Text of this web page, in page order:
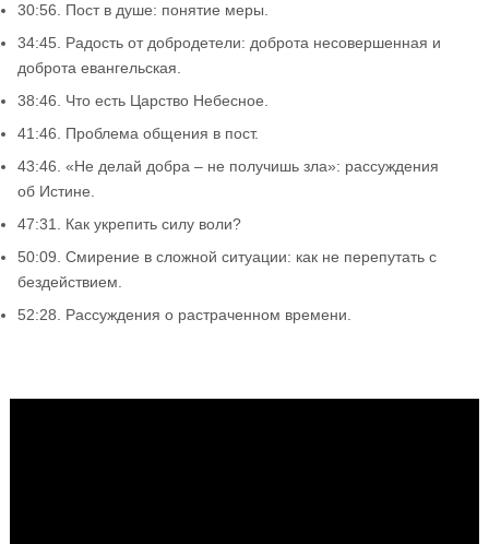
30:56. Пост в душе: понятие меры.
34:45. Радость от добродетели: доброта несовершенная и
доброта евангельская.
38:46. Что есть Царство Небесное.
41:46. Проблема общения в пост.
43:46. «Не делай добра – не получишь зла»: рассуждения
об Истине.
47:31. Как укрепить силу воли?
50:09. Смирение в сложной ситуации: как не перепутать с
бездействием.
52:28. Рассуждения о растраченном времени.